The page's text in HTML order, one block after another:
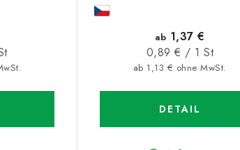
ab 1,13 € ohne MwSt.
ab 1,37 €
Verkaufspreis:
0,89 € / 1 St
DETAIL